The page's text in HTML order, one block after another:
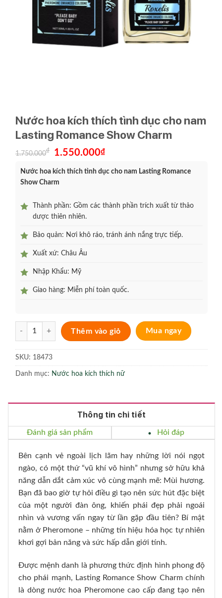
Nước hoa kích thích tình dục cho nam
Lasting Romance Show Charm
1.750.000₫
Giá
gốc
1.750.000₫.
1.550.000₫Giá
là:
Nước hoa kích thích tình dục cho nam Lasting Romance
Show Charm
Thành phần: Gồm các thành phần trích xuất từ thảo
dược thiên nhiên.
Bảo quản: Nơi khô ráo, tránh ánh nắng trực tiếp.
Xuất xứ: Châu Âu
Nhập Khẩu: Mỹ
Giao hàng: Miễn phí toàn quốc.
Nước hoa kích thích tình dục cho nam Lasting Romance Show
Thêm vào giỏ Mua ngay
SKU: 18473
Danh mục: Nước hoa kích thích nữ
Thông tin chi tiết
Đánh giá sản phẩm Hỏi đáp
Bên cạnh vẻ ngoài lịch lãm hay những lời nói ngọt
ngào, có một thứ “vũ khí vô hình” nhưng sở hữu khả
năng dẫn dắt cảm xúc vô cùng mạnh mẽ: Mùi hương.
Bạn đã bao giờ tự hỏi điều gì tạo nên sức hút đặc biệt
của một người đàn ông, khiến phái đẹp phải ngoái
nhìn và vương vấn ngay từ lần gặp đầu tiên? Bí mật
nằm ở Pheromone – những tín hiệu hóa học tự nhiên
khơi gợi bản năng và sức hấp dẫn giới tính.
Được mệnh danh là phương thức định hình phong độ
cho phái mạnh, Lasting Romance Show Charm chính
là dòng nước hoa Pheromone cao cấp đang tạo nên